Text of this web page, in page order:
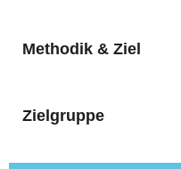
Methodik & Ziel
Zielgruppe